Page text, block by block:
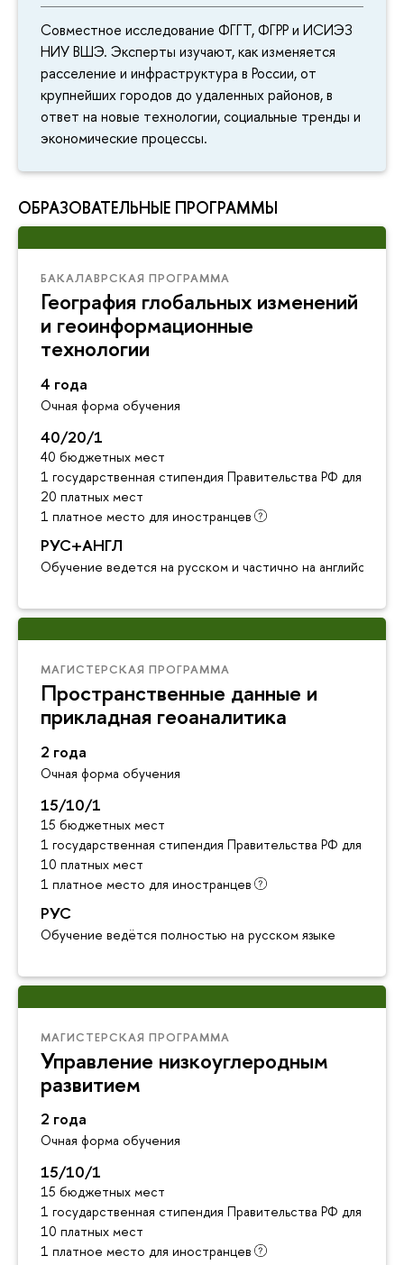
Совместное исследование ФГГТ, ФГРР и ИСИЭЗ
НИУ ВШЭ. Эксперты изучают, как изменяется
расселение и инфраструктура в России, от
крупнейших городов до удаленных районов, в
ответ на новые технологии, социальные тренды и
экономические процессы.
ОБРАЗОВАТЕЛЬНЫЕ ПРОГРАММЫ
БАКАЛАВРСКАЯ ПРОГРАММА
География глобальных изменений
и геоинформационные
технологии
4 года
Очная форма обучения
40/20/1
40 бюджетных мест
1 государственная стипендия Правительства РФ для
20 платных мест
1 платное место для иностранцев
РУС+АНГЛ
Обучение ведется на русском и частично на английском
МАГИСТЕРСКАЯ ПРОГРАММА
Пространственные данные и
прикладная геоаналитика
2 года
Очная форма обучения
15/10/1
15 бюджетных мест
1 государственная стипендия Правительства РФ для
10 платных мест
1 платное место для иностранцев
РУС
Обучение ведётся полностью на русском языке
МАГИСТЕРСКАЯ ПРОГРАММА
Управление низкоуглеродным
развитием
2 года
Очная форма обучения
15/10/1
15 бюджетных мест
1 государственная стипендия Правительства РФ для
10 платных мест
1 платное место для иностранцев